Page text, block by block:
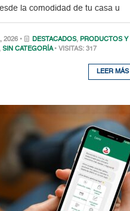
la comodidad de tu casa u
2026 • DESTACADOS, PRODUCTOS Y
SIN CATEGORÍA • VISITAS: 317
LEER MÁS